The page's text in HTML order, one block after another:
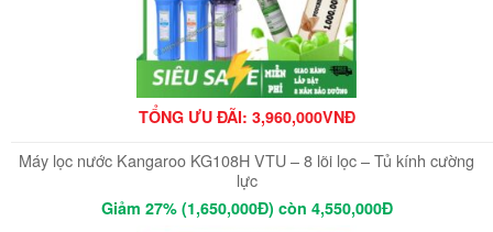
TỔNG ƯU ĐÃI: 3,960,000VNĐ
Máy lọc nước Kangaroo KG108H VTU – 8 lõi lọc – Tủ kính cường
lực
Giảm 27% (1,650,000Đ) còn 4,550,000Đ